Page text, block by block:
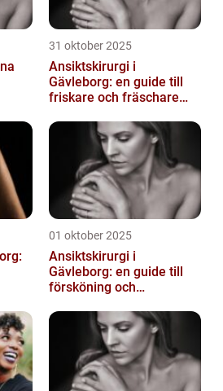
31 oktober 2025
Ansiktskirurgi i
Gävleborg: en guide till
friskare och fräschare
01 oktober 2025
Ansiktskirurgi i
Gävleborg: en guide till
försköning och